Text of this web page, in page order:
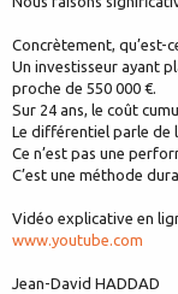
Concrètement, qu’est-
Un investisseur ayant
proche de 550 000 €.
Sur 24 ans, le coût
Le différentiel parle de
Ce n’est pas une
C’est une méthode
Vidéo explicative en
www.youtube.com
Jean-David HADDAD